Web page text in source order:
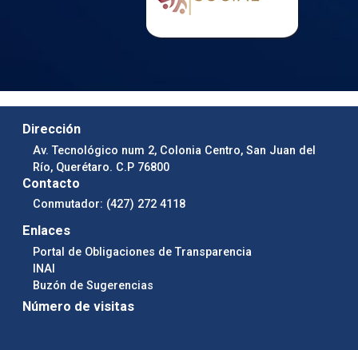
Dirección
Av. Tecnológico num 2, Colonia Centro, San Juan del
Río, Querétaro. C.P 76800
Contacto
Conmutador: (427) 272 4118
Enlaces
Portal de Obligaciones de Transparencia
INAI
Buzón de Sugerencias
Número de visitas